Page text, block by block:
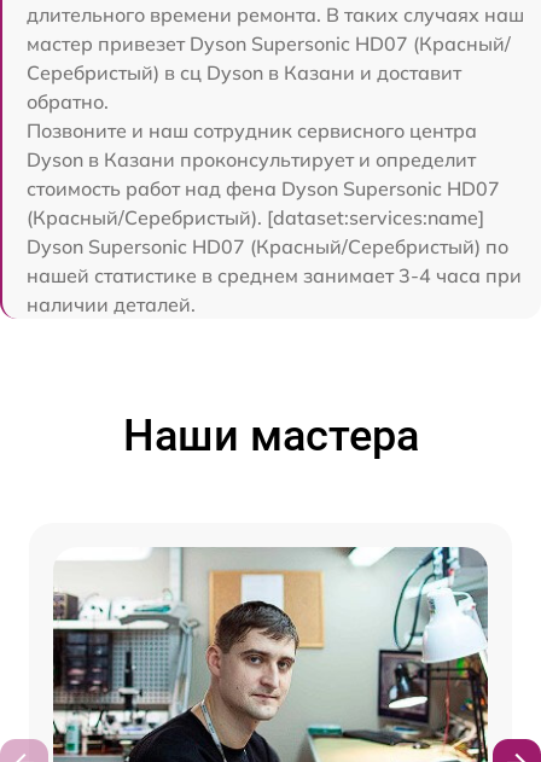
длительного времени ремонта. В таких случаях наш
мастер привезет Dyson Supersonic HD07 (Красный/
Серебристый) в сц Dyson в Казани и доставит
обратно.
Позвоните и наш сотрудник сервисного центра
Dyson в Казани проконсультирует и определит
стоимость работ над фена Dyson Supersonic HD07
(Красный/Серебристый). [dataset:services:name]
Dyson Supersonic HD07 (Красный/Серебристый) по
нашей статистике в среднем занимает 3-4 часа при
наличии деталей.
Наши мастера